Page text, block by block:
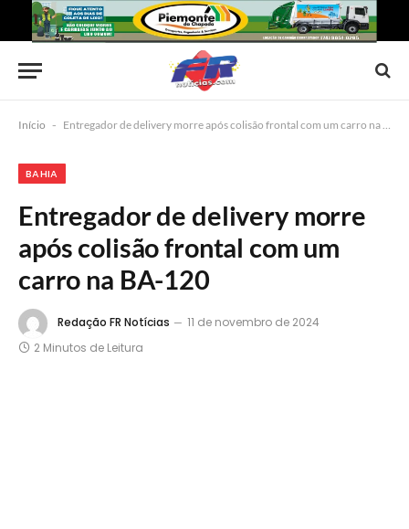
Início - Entregador de delivery morre após colisão frontal com um carro na BA-120
BAHIA
Entregador de delivery morre
após colisão frontal com um
carro na BA-120
Redação FR Notícias
11 de novembro de 2024
2 Minutos de Leitura